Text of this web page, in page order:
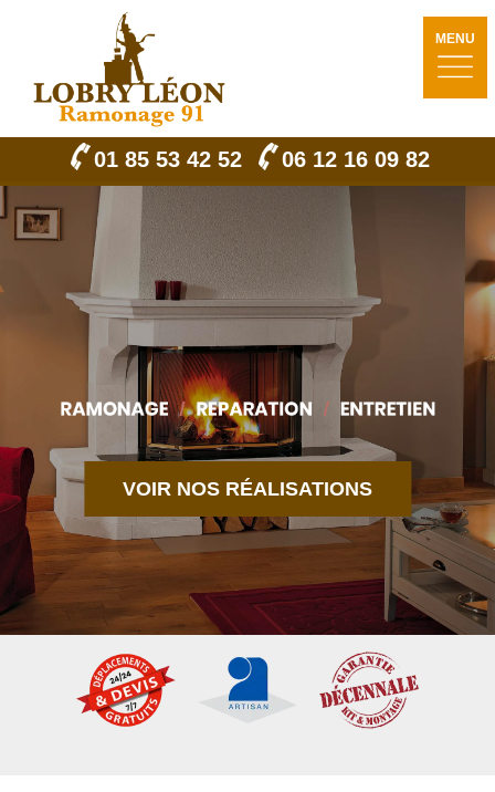
MENU
01 85 53 42 52 06 12 16 09 82
VOIR NOS RÉALISATIONS